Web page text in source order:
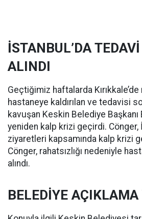
İSTANBUL’DA
ALINDI
Geçtiğimiz haftalarda
hastaneye kaldırılan ve tedavisi
kavuşan Keskin Belediye Başkanı
yeniden kalp krizi geçirdi. Cönger,
ziyaretleri kapsamında kalp krizi
Cönger, rahatsızlığı nedeniyle
alındı.
BELEDİYE AÇIKLAMA